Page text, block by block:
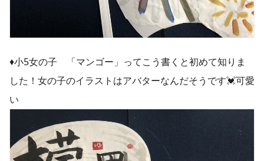
♦︎小5女の子 「マンゴー」ってこう書くと初めて知りま
した！女の子のイラストはアバターなんだそうです💓可愛
い